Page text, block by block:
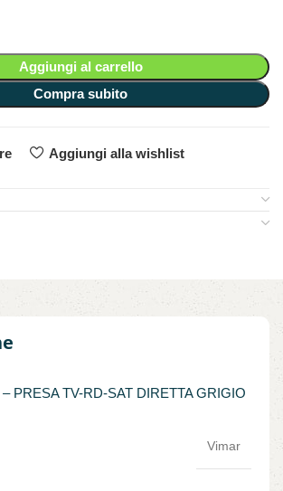
Aggiungi al carrello
Compra subito
Aggiungi alla wishlist
PRESA TV-RD-SAT DIRETTA GRIGIO
Vimar